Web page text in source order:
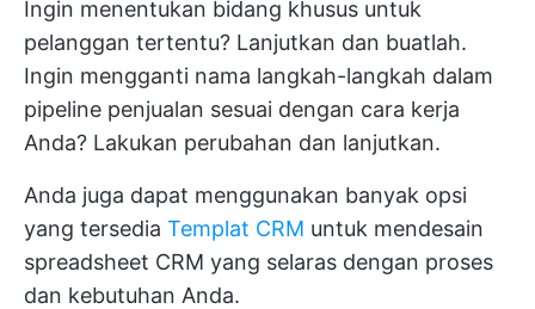
Ingin menentukan bidang khusus untuk
pelanggan tertentu? Lanjutkan dan buatlah.
Ingin mengganti nama langkah-langkah dalam
pipeline penjualan sesuai dengan cara kerja
Anda? Lakukan perubahan dan lanjutkan.
Anda juga dapat menggunakan banyak opsi
yang tersedia Templat CRM untuk mendesain
spreadsheet CRM yang selaras dengan proses
dan kebutuhan Anda.